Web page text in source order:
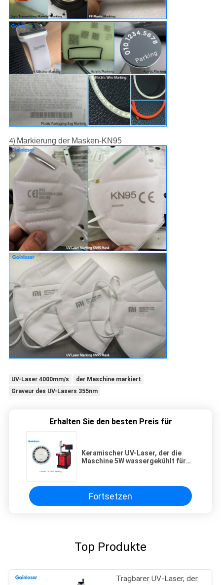
4) Markierung der Masken-KN95
UV-Laser 4000mm/s
der Maschine markiert
Graveur des UV-Lasers 355nm
Erhalten Sie den besten Preis für
Keramischer UV-Laser, der die
Maschine 5W wassergekühlt für
Fortsetzen
Top Produkte
Tragbarer UV-Laser, der